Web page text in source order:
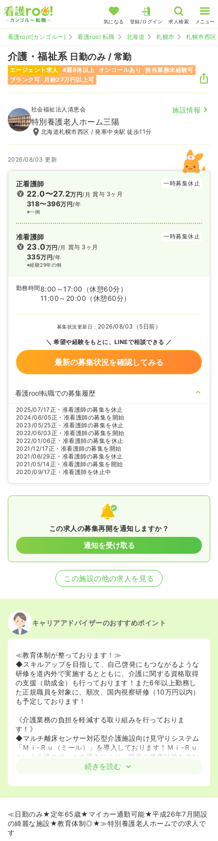
気になる 登録/ログイン 求人検索 メニュー
看護roo![カンゴルー] 看護roo! 転職 北海道 札幌市 札幌市西区
介護・福祉系 日勤のみ / 常勤
エージェント求人 4週8休以上 オンコールあり
担当業務未経験可
ブランク可
月給27万円以上可
社会福祉法人清恵会 施設情報
特別養護老人ホーム三陽
北海道札幌市西区 / 発寒中央駅 徒歩11分
2026/08/03 更新
正看護師 一時募集休止
22.0〜27.2万円/月
318〜396万円/年
※一例
賞与 3ヶ月
准看護師 一時募集休止
23.0万円/月
335万円/年
※経験29年の例
賞与 3ヶ月
勤務時間 8:00～17:00
（休憩60分）
11:00～20:00 （休憩60分）
募集状況更新日： 2026/08/03（5日前）
希望や経験をもとに、LINEで相談できる
最新の募集状況を確認してみる
看護roo!転職での募集履歴
2025/07/17正・准看護師の募集を休止
2024/06/05正・准看護師の募集を開始
2023/05/25正・准看護師の募集を休止
2022/06/03正・准看護師の募集を開始
2022/01/06正・准看護師の募集を休止
2021/12/17正・准看護師の募集を開始
2021/06/29正・准看護師の募集を休止
2021/05/14正・准看護師の募集を開始
2020/09/17正・准看護師を休止中
この求人の募集再開を通知しますか？
通知を受け取る
この施設の他の求人を見る
キャリアアドバイザーのおすすめポイント
≪教育体制が整っております！≫
◆スキルアップを目指して、自己啓発にもつながるような
研修を道内外で実施するとともに、介護に関する資格取得
の支援（助成金）も行っております！また6年以上勤務し
た正規職員を対象に、順次、国内視察研修（10万円以内）
も予定しております！
《介護業務の負担を軽減する取り組みを行っておりま
す！》
◆マルチ離床センサー対応型介護施設向け見守りシステム
「Ｍｉ-Ｒｕ（ミール）」を導入しております！Ｍｉ-Ｒｕ
という介護ロボットの導入により、職員の腰痛対策を含む
負担軽減されております！またリフトの介護機器等導入も
あり、利用者様のみでなく職員の方も皆様和気あいあいと
楽しまれております！
続きを読む
≪日勤のみ★定年65歳★マイカー通勤可能★平成26年7月開設
の綺麗な施設★教育体制◎★≫特別養護老人ホームでの求人で
す